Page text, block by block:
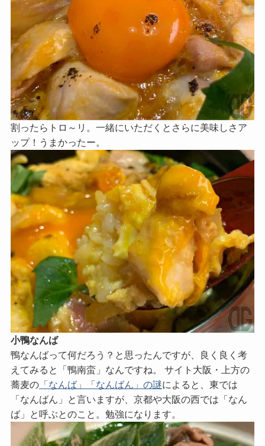
割ったらトロ～リ。一緒にいただくとさらに美味しさア
ップ！うまかったー。
小鴨なんば
鴨なんばって何だろう？と思ったんですが、良く良く考
えてみると「鴨南蛮」なんですね。 サイト大阪・上方の
蕎麦の「なんば」「なんばん」の謎によると、東では
「なんばん」と言いますが、京都や大阪の西では「なん
ば」と呼ぶとのこと。勉強になります。